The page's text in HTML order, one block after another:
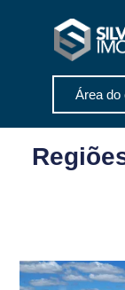
Área do